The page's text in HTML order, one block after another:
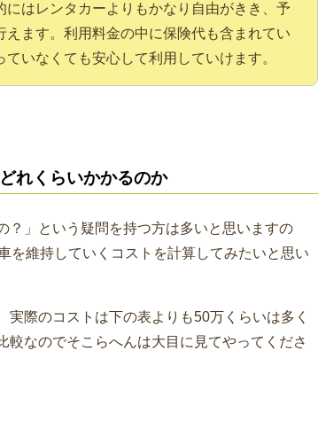
にはレンタカーよりもかなり自由がきき、予
えます。利用料金の中に保険代も含まれてい
いなくても安心して利用していけます。
れくらいかかるのか
？」という疑問を持つ方は多いと思いますの
を維持していくコストを計算してみたいと思い
際のコストは下の表よりも50万くらいは多く
なのでそこらへんは大目に見てやってくださ